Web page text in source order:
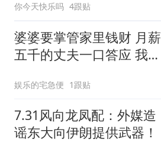
你今天快乐吗 4跟贴
婆婆要掌管家里钱财 月薪
五千的丈夫一口答应 我拒
娱乐的宅急便 1跟贴
7.31风向龙凤配：外媒造
谣东大向伊朗提供武器！